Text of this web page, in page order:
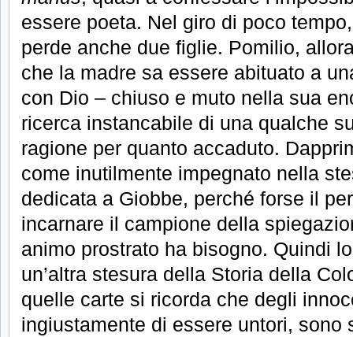
essere poeta. Nel giro di poco
perde anche due figlie. Pomilio,
che la madre sa essere abituato a
con Dio – chiuso e muto nella sua
ricerca instancabile di una qualche
ragione per quanto accaduto.
come inutilmente impegnato nella
dedicata a Giobbe, perché forse il
incarnare il campione della
animo prostrato ha bisogno. Quindi
un’altra stesura della Storia della
quelle carte si ricorda che degli
ingiustamente di essere untori,